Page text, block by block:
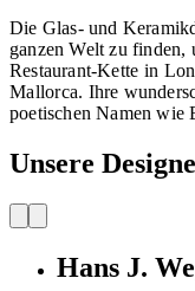
Die Glas- und
ganzen Welt zu finden,
Restaurant-Kette in
Mallorca. Ihre
poetischen Namen wie
Unsere
Hans J.